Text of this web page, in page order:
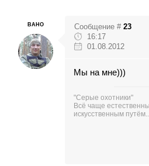
BAHO Сообщение # 23
16:17
01.08.2012
Мы на мне)))
"Серые охотники"
Всё чаще
искусственным